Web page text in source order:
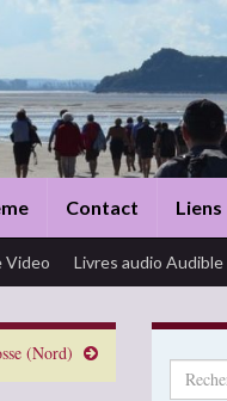
Contact Liens
Video Livres audio Audible
(Nord)
Search